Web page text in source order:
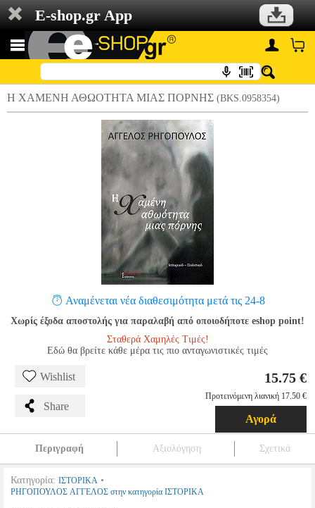
E-shop.gr App
Η ΧΑΜΕΝΗ ΑΘΩΟΤΗΤΑ ΜΙΑΣ ΠΟΡΝΗΣ (BKS.0958354)
Αναμένεται νέα διαθεσιμότητα μετά τις 24-8
Χωρίς έξοδα αποστολής για παραλαβή από οποιοδήποτε eshop point!
Σταθερά Χαμηλές Τιμές!
Εδώ θα βρείτε κάθε μέρα τις πιο ανταγωνιστικές τιμές
Wishlist
Share
15.75 €
Προτεινόμενη λιανική 17.50 €
Αγορά
Περιγραφή Αξιολόγηση Σχετικά
Κατηγορία: ΙΣΤΟΡΙΚΑ •
ΡΗΓΟΠΟΥΛΟΣ ΑΓΓΕΛΟΣ στην κατηγορία ΙΣΤΟΡΙΚΑ